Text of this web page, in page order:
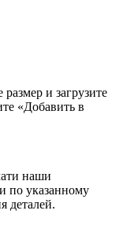
и загрузите
«Добавить в
наши
по указанному
деталей.